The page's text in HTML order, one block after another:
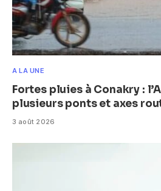
A LA UNE
Fortes pluies à Conakry :
plusieurs ponts et axes
3 août 2026